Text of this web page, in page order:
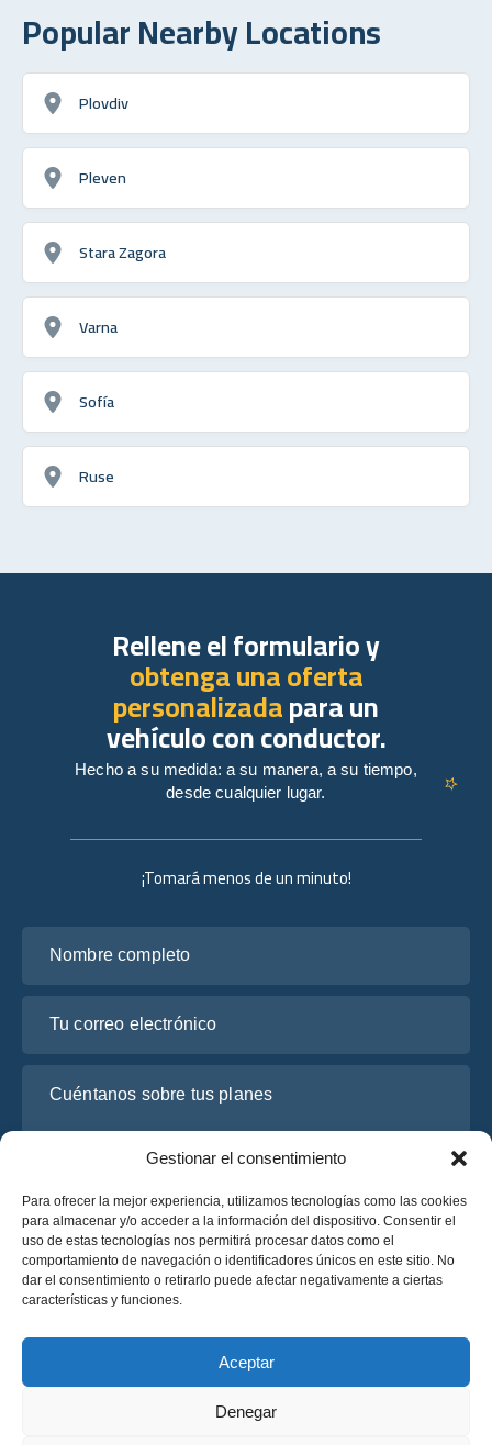
Gestionar el consentimiento
Para ofrecer la mejor experiencia, utilizamos tecnologías como las cookies
para almacenar y/o acceder a la información del dispositivo. Consentir el
uso de estas tecnologías nos permitirá procesar datos como el
comportamiento de navegación o identificadores únicos en este sitio. No
dar el consentimiento o retirarlo puede afectar negativamente a ciertas
características y funciones.
Aceptar
Denegar
Popular Nearby Locations
Plovdiv
Pleven
Stara Zagora
Varna
Sofía
Ruse
¡Tomará menos de un minuto!
He leído y acepto la
Solicite un presupuesto
Solicite un presupuesto
Rellene el formulario y
obtenga una oferta
personalizadapara un
vehículo con conductor.
Hecho a su medida: a su manera, a su tiempo,
desde cualquier lugar.